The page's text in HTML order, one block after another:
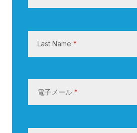
わ
Last Name *
電子メール *